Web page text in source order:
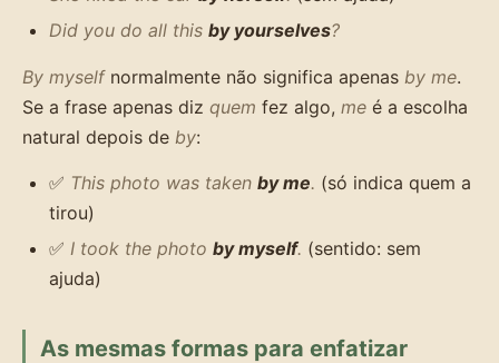
Did you do all this by yourselves?
By myselfnormalmente não significa apenas by me.
Se a frase apenas diz quem fez algo, me é a escolha
natural depois de by:
✅ This photo was taken by me. (só indica quem a
tirou)
✅ I took the photo by myself. (sentido: sem
ajuda)
As mesmas formas para enfatizar